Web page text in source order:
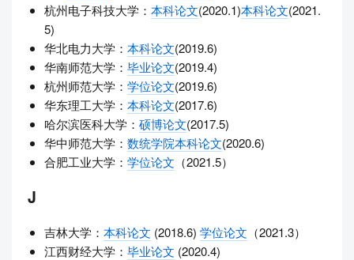
杭州电子科技大学： 本科论文(2020.1)本科论文(2021.
5)
华北电力大学： 本科论文(2019.6)
华南师范大学： 毕业论文(2019.4)
杭州师范大学： 学位论文(2019.6)
华东理工大学： 本科论文(2017.6)
哈尔滨医科大学： 硕博论文(2017.5)
华中师范大学： 数统学院本科论文(2020.6)
合肥工业大学： 学位论文 （2021.5）
J
吉林大学： 本科论文 (2018.6) 学位论文 （2021.3）
江西财经大学： 毕业论文 (2020.4)